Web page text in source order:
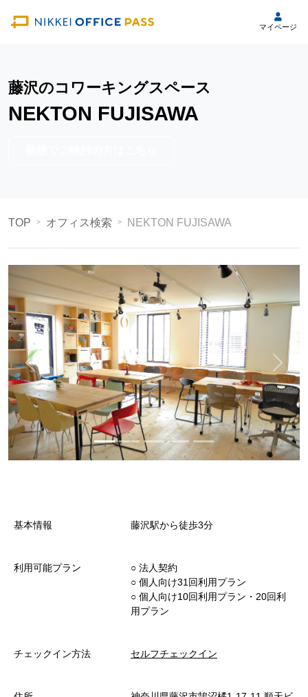
マイページ
藤沢のコワーキングスペース
NEKTON FUJISAWA
TOP オフィス検索 NEKTON FUJISAWA
基本情報 藤沢駅から徒歩3分
利用可能プラン
○︎ 法人契約
○︎ 個人向け31回利用プラン
○︎ 個人向け10回利用プラン・20回利
用プラン
チェックイン方法 セルフチェックイン